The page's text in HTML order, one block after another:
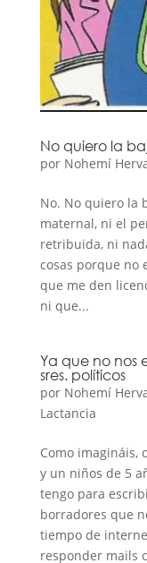
No quiero la
por Nohemí
No. No quiero la
maternal, ni el
retribuida, ni
cosas porque no
que me den
ni que...
Ya que no nos
sres. políticos
por Nohemí
Lactancia
Como imagináis,
y un niños de 5
tengo para
borradores que
tiempo de
responder mails